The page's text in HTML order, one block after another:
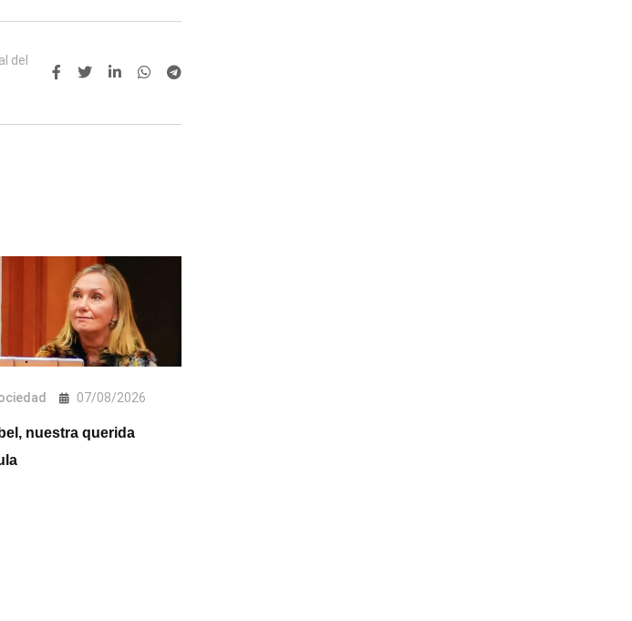
del
07/08/2026
nuestra querida